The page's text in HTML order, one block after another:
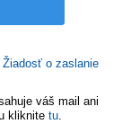
Žiadosť o zaslanie
váš mail ani
kliknite tu.